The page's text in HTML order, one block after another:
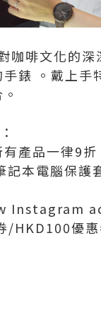
咖啡文化的
錶 。戴上
產品一律9
本電腦保護
Instagram
/HKD100優